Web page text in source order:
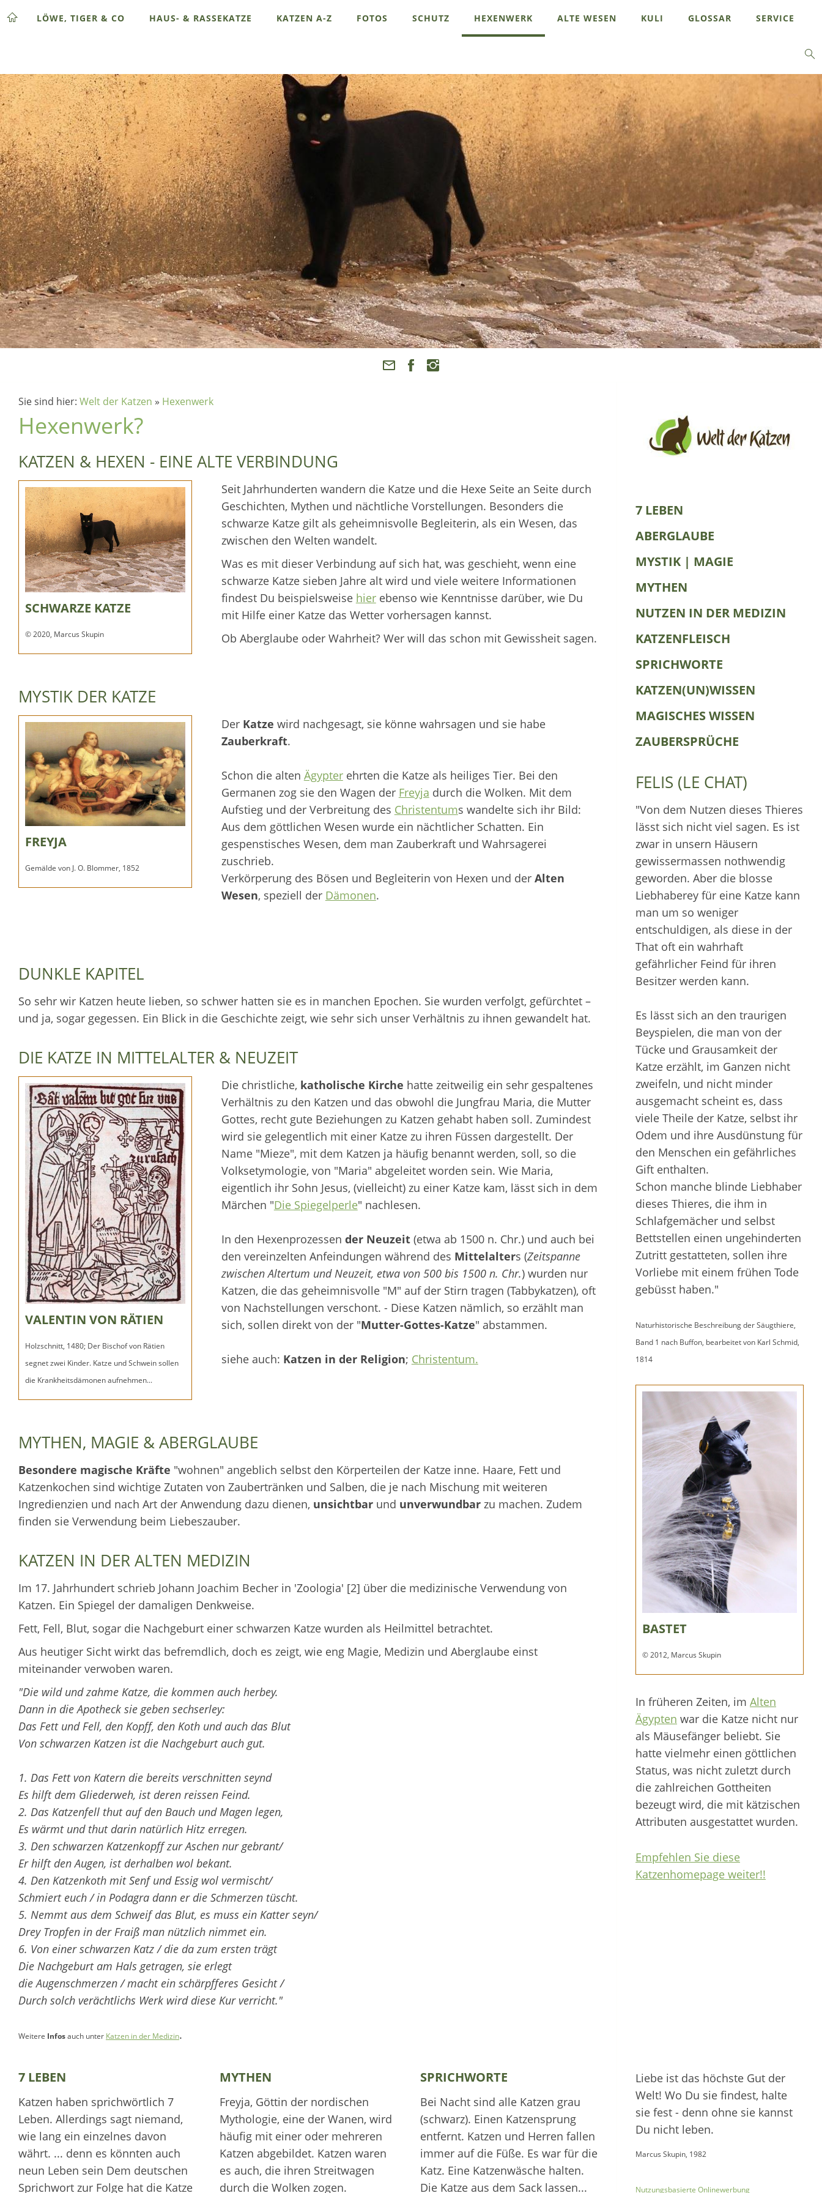
LÖWE, TIGER & CO HAUS- & RASSEKATZE KATZEN A-Z FOTOS SCHUTZ HEXENWERK ALTE WESEN KULI GLOSSAR SERVICE
Sie sind hier: Welt der Katzen » Hexenwerk
Hexenwerk?
KATZEN & HEXEN - EINE ALTE VERBINDUNG
SCHWARZE KATZE
© 2020, Marcus Skupin
Seit Jahrhunderten wandern die Katze und die Hexe Seite an Seite durch
Geschichten, Mythen und nächtliche Vorstellungen. Besonders die
schwarze Katze gilt als geheimnisvolle Begleiterin, als ein Wesen, das
zwischen den Welten wandelt.
Was es mit dieser Verbindung auf sich hat, was geschieht, wenn eine
schwarze Katze sieben Jahre alt wird und viele weitere Informationen
findest Du beispielsweise hierebenso wie Kenntnisse darüber, wie Du
mit Hilfe einer Katze das Wetter vorhersagen kannst.
Ob Aberglaube oder Wahrheit? Wer will das schon mit Gewissheit sagen.
MYSTIK DER KATZE
FREYJA
Gemälde von J. O. Blommer, 1852
Der Katze wird nachgesagt, sie könne wahrsagen und sie habe
Zauberkraft.
Schon die alten Ägypterehrten die Katze als heiliges Tier. Bei den
Germanen zog sie den Wagen der Freyja durch die Wolken. Mit dem
Aufstieg und der Verbreitung des Christentums wandelte sich ihr Bild:
Aus dem göttlichen Wesen wurde ein nächtlicher Schatten. Ein
gespenstisches Wesen, dem man Zauberkraft und Wahrsagerei
zuschrieb.
Verkörperung des Bösen und Begleiterin von Hexen und der Alten
Wesen, speziell der Dämonen.
DUNKLE KAPITEL
So sehr wir Katzen heute lieben, so schwer hatten sie es in manchen Epochen. Sie wurden verfolgt, gefürchtet –
und ja, sogar gegessen. Ein Blick in die Geschichte zeigt, wie sehr sich unser Verhältnis zu ihnen gewandelt hat.
DIE KATZE IN MITTELALTER & NEUZEIT
VALENTIN VON RÄTIEN
Holzschnitt, 1480; Der Bischof von Rätien
segnet zwei Kinder. Katze und Schwein sollen
die Krankheitsdämonen aufnehmen...
Die christliche, katholische Kirche hatte zeitweilig ein sehr gespaltenes
Verhältnis zu den Katzen und das obwohl die Jungfrau Maria, die Mutter
Gottes, recht gute Beziehungen zu Katzen gehabt haben soll. Zumindest
wird sie gelegentlich mit einer Katze zu ihren Füssen dargestellt. Der
Name "Mieze", mit dem Katzen ja häufig benannt werden, soll, so die
Volksetymologie, von "Maria" abgeleitet worden sein. Wie Maria,
eigentlich ihr Sohn Jesus, (vielleicht) zu einer Katze kam, lässt sich in dem
Märchen "Die Spiegelperle" nachlesen.
In den Hexenprozessen der Neuzeit(etwa ab 1500 n. Chr.) und auch bei
den vereinzelten Anfeindungen während des Mittelalters (Zeitspanne
zwischen Altertum und Neuzeit, etwa von 500 bis 1500 n. Chr.) wurden nur
Katzen, die das geheimnisvolle "M" auf der Stirn tragen (Tabbykatzen), oft
von Nachstellungen verschont. - Diese Katzen nämlich, so erzählt man
sich, sollen direkt von der "Mutter-Gottes-Katze" abstammen.
siehe auch: Katzen in der Religion; Christentum.
MYTHEN, MAGIE & ABERGLAUBE
Besondere magische Kräfte "wohnen" angeblich selbst den Körperteilen der Katze inne. Haare, Fett und
Katzenkochen sind wichtige Zutaten von Zaubertränken und Salben, die je nach Mischung mit weiteren
Ingredienzien und nach Art der Anwendung dazu dienen, unsichtbar und unverwundbar zu machen. Zudem
finden sie Verwendung beim Liebeszauber.
KATZEN IN DER ALTEN MEDIZIN
Im 17. Jahrhundert schrieb Johann Joachim Becher in 'Zoologia' [2] über die medizinische Verwendung von
Katzen. Ein Spiegel der damaligen Denkweise.
Fett, Fell, Blut, sogar die Nachgeburt einer schwarzen Katze wurden als Heilmittel betrachtet.
Aus heutiger Sicht wirkt das befremdlich, doch es zeigt, wie eng Magie, Medizin und Aberglaube einst
miteinander verwoben waren.
"Die wild und zahme Katze, die kommen auch herbey.
Dann in die Apotheck sie geben sechserley:
Das Fett und Fell, den Kopff, den Koth und auch das Blut
Von schwarzen Katzen ist die Nachgeburt auch gut.
1. Das Fett von Katern die bereits verschnitten seynd
Es hilft dem Gliederweh, ist deren reissen Feind.
2. Das Katzenfell thut auf den Bauch und Magen legen,
Es wärmt und thut darin natürlich Hitz erregen.
3. Den schwarzen Katzenkopff zur Aschen nur gebrant/
Er hilft den Augen, ist derhalben wol bekant.
4. Den Katzenkoth mit Senf und Essig wol vermischt/
Schmiert euch / in Podagra dann er die Schmerzen tüscht.
5. Nemmt aus dem Schweif das Blut, es muss ein Katter seyn/
Drey Tropfen in der Fraiß man nützlich nimmet ein.
6. Von einer schwarzen Katz / die da zum ersten trägt
Die Nachgeburt am Hals getragen, sie erlegt
die Augenschmerzen / macht ein schärpfferes Gesicht /
Durch solch verächtlichs Werk wird diese Kur verricht."
Weitere Infosauch unter Katzen in der Medizin.
7 LEBEN
Katzen haben sprichwörtlich 7
Leben. Allerdings sagt niemand,
wie lang ein einzelnes davon
währt. ... denn es könnten auch
neun Leben sein Dem deutschen
Sprichwort zur Folge hat die Katze
MYTHEN
Freyja, Göttin der nordischen
Mythologie, eine der Wanen, wird
häufig mit einer oder mehreren
Katzen abgebildet. Katzen waren
es auch, die ihren Streitwagen
durch die Wolken zogen.
SPRICHWORTE
Bei Nacht sind alle Katzen grau
(schwarz). Einen Katzensprung
entfernt. Katzen und Herren fallen
immer auf die Füße. Es war für die
Katz. Eine Katzenwäsche halten.
Die Katze aus dem Sack lassen...
7 LEBEN
ABERGLAUBE
MYSTIK | MAGIE
MYTHEN
NUTZEN IN DER MEDIZIN
KATZENFLEISCH
SPRICHWORTE
KATZEN(UN)WISSEN
MAGISCHES WISSEN
ZAUBERSPRÜCHE
FELIS (LE CHAT)
"Von dem Nutzen dieses Thieres
lässt sich nicht viel sagen. Es ist
zwar in unsern Häusern
gewissermassen nothwendig
geworden. Aber die blosse
Liebhaberey für eine Katze kann
man um so weniger
entschuldigen, als diese in der
That oft ein wahrhaft
gefährlicher Feind für ihren
Besitzer werden kann.
Es lässt sich an den traurigen
Beyspielen, die man von der
Tücke und Grausamkeit der
Katze erzählt, im Ganzen nicht
zweifeln, und nicht minder
ausgemacht scheint es, dass
viele Theile der Katze, selbst ihr
Odem und ihre Ausdünstung für
den Menschen ein gefährliches
Gift enthalten.
Schon manche blinde Liebhaber
dieses Thieres, die ihm in
Schlafgemächer und selbst
Bettstellen einen ungehinderten
Zutritt gestatteten, sollen ihre
Vorliebe mit einem frühen Tode
gebüsst haben."
Naturhistorische Beschreibung der Säugthiere,
Band 1 nach Buffon, bearbeitet von Karl Schmid,
1814
BASTET
© 2012, Marcus Skupin
In früheren Zeiten, im Alten
Ägypten war die Katze nicht nur
als Mäusefänger beliebt. Sie
hatte vielmehr einen göttlichen
Status, was nicht zuletzt durch
die zahlreichen Gottheiten
bezeugt wird, die mit kätzischen
Attributen ausgestattet wurden.
Empfehlen Sie diese
Katzenhomepage weiter!!
Liebe ist das höchste Gut der
Welt! Wo Du sie findest, halte
sie fest - denn ohne sie kannst
Du nicht leben.
Marcus Skupin, 1982
Nutzungsbasierte Onlinewerbung